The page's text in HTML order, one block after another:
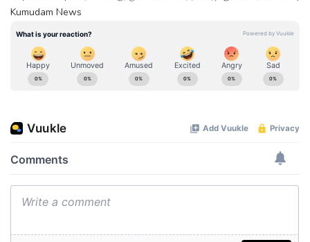
Kumudam News